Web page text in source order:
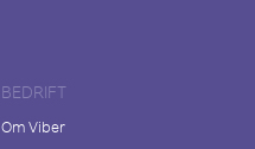
BEDRIFT
Om Viber